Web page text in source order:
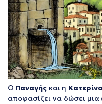
Ο Παναγής και η Κατερίνα
αποφασίζει να δώσει μια